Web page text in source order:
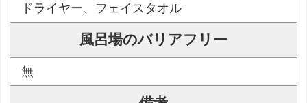
ドライヤー、フェイスタオル
風呂場のバリアフリー
無